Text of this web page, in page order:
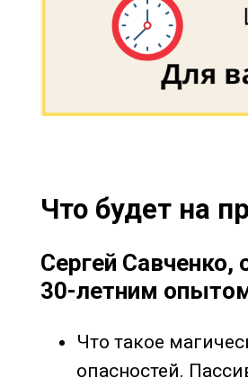
Что будет на
Сергей Савченко,
30-летним
Что такое
опасностей.